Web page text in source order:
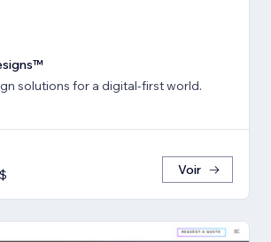
solutions for a digital-first world.
Voir